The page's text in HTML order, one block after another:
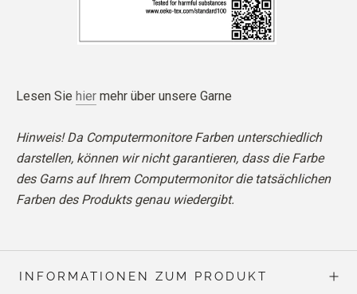
Lesen Sie hier mehr über unsere Garne
Hinweis! Da Computermonitore Farben unterschiedlich
darstellen, können wir nicht garantieren, dass die Farbe
des Garns auf Ihrem Computermonitor die tatsächlichen
Farben des Produkts genau wiedergibt.
INFORMATIONEN ZUM PRODUKT